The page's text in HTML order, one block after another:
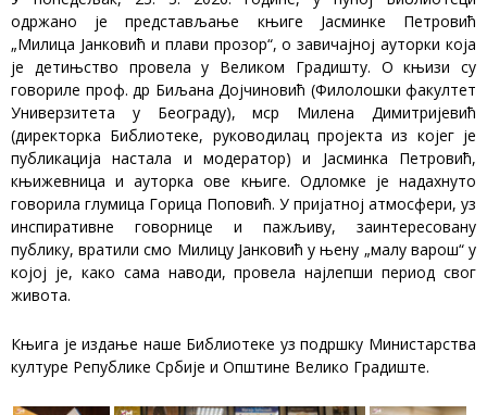
одржано је представљање књиге Јасминке Петровић
„Милица Јанковић и плави прозор“, о завичајној ауторки која
је детињство провела у Великом Градишту. О књизи су
говориле проф. др Биљана Дојчиновић (Филолошки факултет
Универзитета у Београду), мср Милена Димитријевић
(директорка Библиотеке, руководилац пројекта из којег је
публикација настала и модератор) и Јасминка Петровић,
књижевница и ауторка ове књиге. Одломке је надахнуто
говорила глумица Горица Поповић. У пријатној атмосфери, уз
инспиративне говорнице и пажљиву, заинтересовану
публику, вратили смо Милицу Јанковић у њену „малу варош“ у
којој је, како сама наводи, провела најлепши период свог
живота.
Књига је издање наше Библиотеке уз подршку Министарства
културе Републике Србије и Општине Велико Градиште.